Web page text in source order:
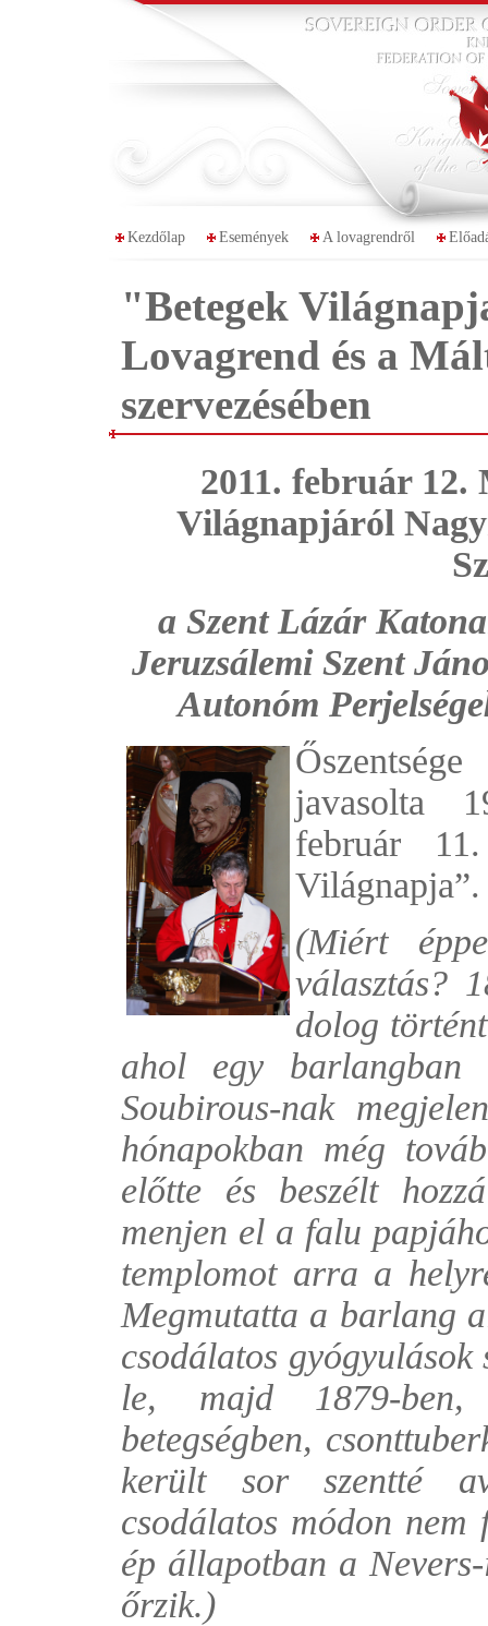
Kezdőlap Események A lovagrendről
"Betegek
Lovagrend és a
szervezésében
2011. február 12.
Világnapjáról
a Szent Lázár
Jeruzsálemi Szent
Autonóm
javasolta
február
Világnapja”.
(Miért
választás?
dolog
ahol egy barlangban
Soubirous-nak
hónapokban még
előtte és beszélt
menjen el a falu
templomot arra a
Megmutatta a barlang
csodálatos
le, majd 1879-
betegségben,
került sor szentté
csodálatos módon nem
ép állapotban a
őrzik.)